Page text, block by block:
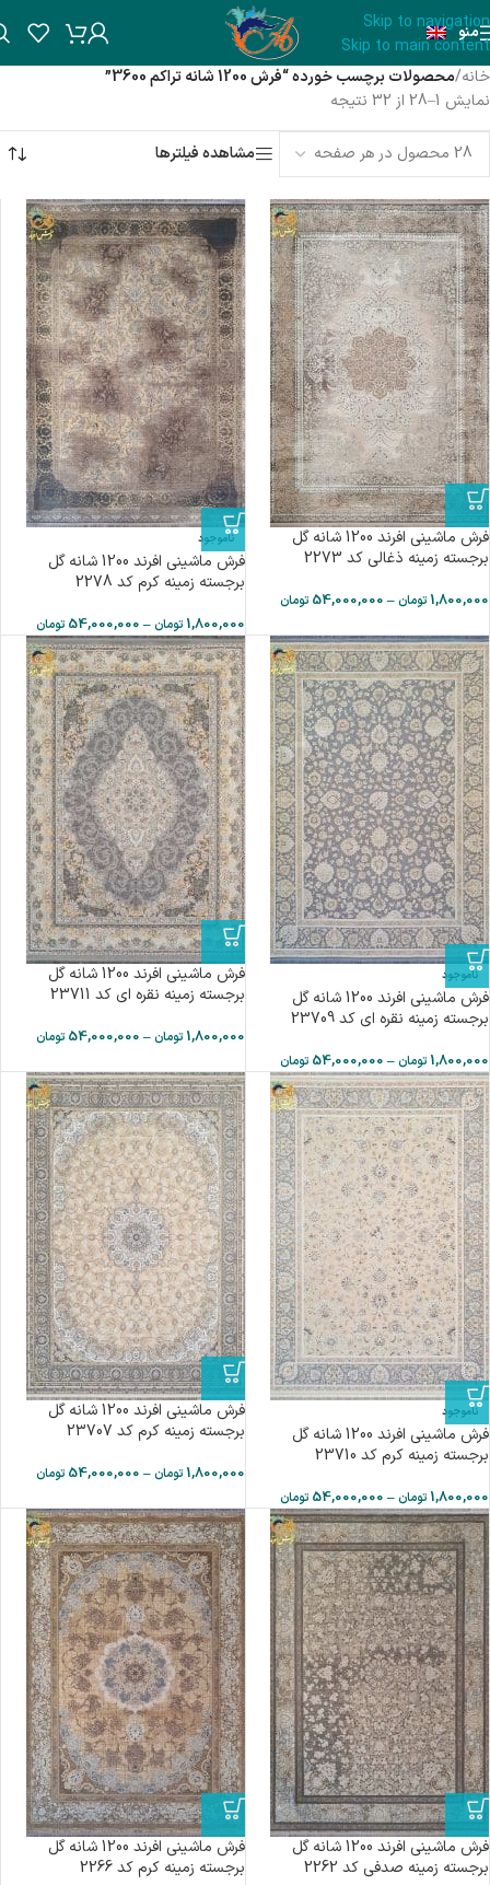
Skip to navigation
Skip to main content
منو
خانه/محصولات برچسب خورده “فرش 1200 شانه تراکم 3600”
نمایش 1–28 از 32 نتیجه
مشاهده فیلترها
فرش ماشینی افرند 1200 شانه گل
برجسته زمینه ذغالی کد 2273
1,800,000 تومان–
54,000,000 تومان
ناموجود
فرش ماشینی افرند 1200 شانه گل
برجسته زمینه كرم کد 2278
1,800,000 تومان –
54,000,000 تومان
ناموجود
فرش ماشینی افرند 1200 شانه گل
برجسته زمینه نقره ای کد 23709
1,800,000 تومان–
54,000,000 تومان
فرش ماشینی افرند 1200 شانه گل
برجسته زمینه نقره ای کد 23711
1,800,000 تومان –
54,000,000 تومان
ناموجود
فرش ماشینی افرند 1200 شانه گل
برجسته زمینه کرم کد 23710
1,800,000 تومان–
54,000,000 تومان
فرش ماشینی افرند 1200 شانه گل
برجسته زمینه کرم کد 23707
1,800,000 تومان –
54,000,000 تومان
فرش ماشینی افرند 1200 شانه گل
برجسته زمینه صدفی کد 2262
فرش ماشینی افرند 1200 شانه گل
برجسته زمینه کرم کد 2266